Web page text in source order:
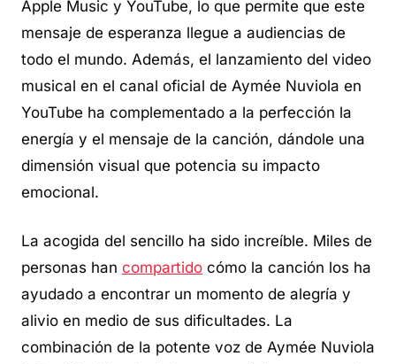
Apple Music y YouTube, lo que permite que este
mensaje de esperanza llegue a audiencias de
todo el mundo. Además, el lanzamiento del video
musical en el canal oficial de Aymée Nuviola en
YouTube ha complementado a la perfección la
energía y el mensaje de la canción, dándole una
dimensión visual que potencia su impacto
emocional.
La acogida del sencillo ha sido increíble. Miles de
personas han compartido cómo la canción los ha
ayudado a encontrar un momento de alegría y
alivio en medio de sus dificultades. La
combinación de la potente voz de Aymée Nuviola